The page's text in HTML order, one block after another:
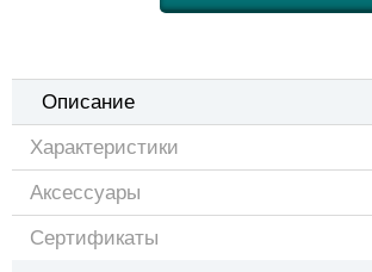
Описание
Характеристики
Аксессуары
Сертификаты